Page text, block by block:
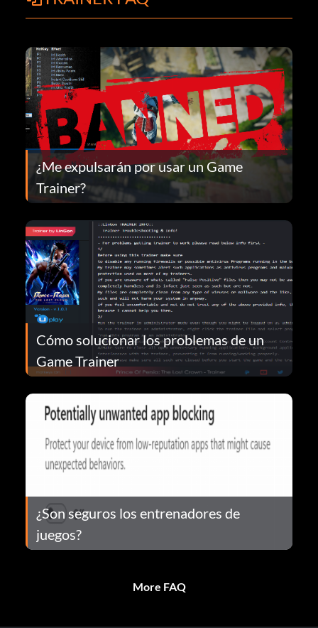
¿Me expulsarán por usar un Game
Trainer?
Cómo solucionar los problemas de un
Game Trainer
¿Son seguros los entrenadores de
juegos?
More FAQ